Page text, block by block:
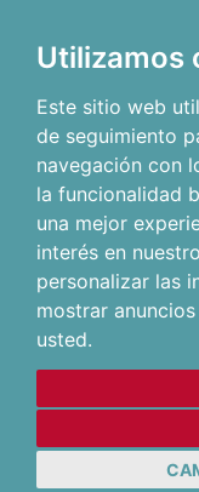
Utilizamos
Este sitio web
de seguimiento
navegación con
la funcionalidad
una mejor
interés en
personalizar las
mostrar
usted.